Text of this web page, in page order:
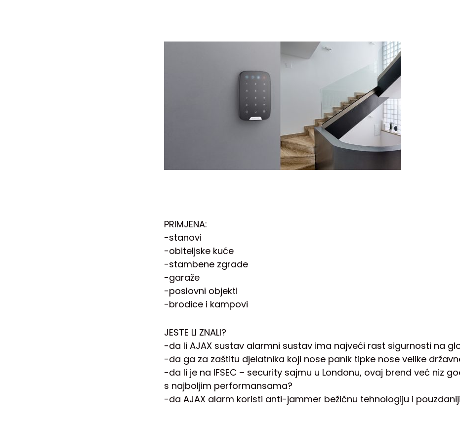
PRIMJENA:
-stanovi
-obiteljske kuće
-stambene zgrade
-garaže
-poslovni objekti
-brodice i kampovi
JESTE LI ZNALI?
-da li AJAX sustav alarmni sustav ima najveći rast sigurnosti na
-da ga za zaštitu djelatnika koji nose panik tipke nose velike
-da li je na IFSEC – security sajmu u Londonu, ovaj brend već niz
s najboljim performansama?
-da AJAX alarm koristi anti-jammer bežičnu tehnologiju i